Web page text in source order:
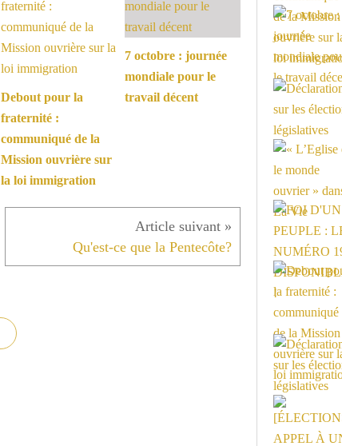
Debout pour la
fraternité :
communiqué de la
Mission ouvrière sur
la loi immigration
7 octobre : journée
mondiale pour le
travail décent
Qu'est-ce que la Pentecôte?